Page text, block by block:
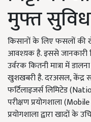
मुफ्त
किसानों के लिए फसलों की
आवश्य़क है. इससे जानकारी
उर्वरक कितनी मात्रा में
खुशखबरी है. दरअसल, केंद्र
फर्टिलाइजर्स लिमिटेड
परीक्षण प्रयोगशाला
प्रयोगशाला द्वारा खादों के